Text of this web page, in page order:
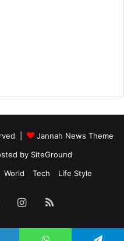
|
Jannah News Theme
by SiteGround
World Tech Life Style
YouTubeInstagram